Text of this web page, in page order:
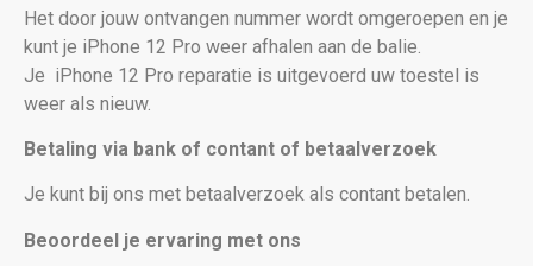
Het door jouw ontvangen nummer wordt omgeroepen en je
kunt je iPhone 12 Pro weer afhalen aan de balie.
Je iPhone 12 Pro reparatie is uitgevoerd uw toestel is
weer als nieuw.
Betaling via bank of contant of betaalverzoek
Je kunt bij ons met betaalverzoek als contant betalen.
Beoordeel je ervaring met ons